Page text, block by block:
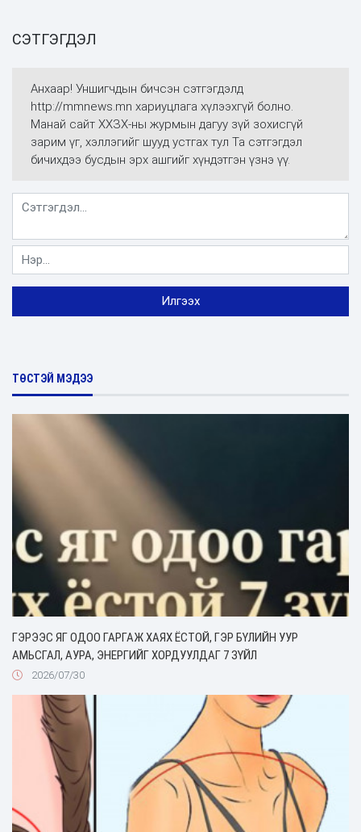
СЭТГЭГДЭЛ
Анхаар! Уншигчдын бичсэн сэтгэгдэлд
http://mmnews.mn хариуцлага хүлээхгүй болно.
Манай сайт ХХЗХ-ны журмын дагуу зүй зохисгүй
зарим үг, хэллэгийг шууд устгах тул Та сэтгэгдэл
бичихдээ бусдын эрх ашгийг хүндэтгэн үзнэ үү.
ТӨСТЭЙ МЭДЭЭ
ГЭРЭЭС ЯГ ОДОО ГАРГАЖ ХАЯХ ЁСТОЙ, ГЭР БҮЛИЙН УУР
АМЬСГАЛ, АУРА, ЭНЕРГИЙГ ХОРДУУЛДАГ 7 ЗҮЙЛ
2026/07/30